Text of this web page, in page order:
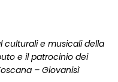
culturali e musicali della
e il patrocinio dei
– Giovanisì